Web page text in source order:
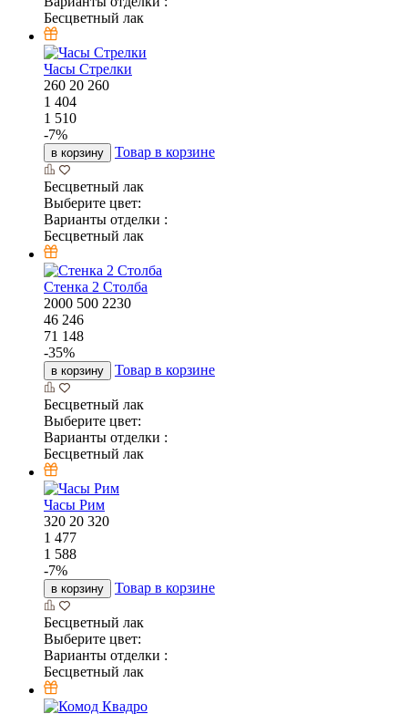
Бесцветный лак
Часы Стрелки
260 20 260
1 404
1 510
-7%
в корзину Товар в корзине
Бесцветный лак
Выберите цвет:
Варианты отделки :
Бесцветный лак
Стенка 2 Столба
2000 500 2230
46 246
71 148
-35%
в корзину Товар в корзине
Бесцветный лак
Выберите цвет:
Варианты отделки :
Бесцветный лак
Часы Рим
320 20 320
1 477
1 588
-7%
в корзину Товар в корзине
Бесцветный лак
Выберите цвет:
Варианты отделки :
Бесцветный лак